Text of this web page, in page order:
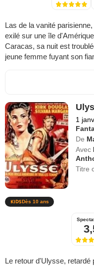
Las de la vanité
exilé sur une île
Caracas, sa nuit est
jeune femme fuyant son
1
De
Avec
Titre
Dès 10 ans
Le retour d'Ulysse,